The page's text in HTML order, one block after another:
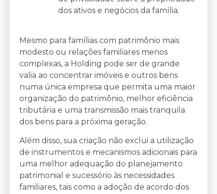
dos ativos e negócios da família.
Mesmo para famílias com patrimônio mais
modesto ou relações familiares menos
complexas, a Holding pode ser de grande
valia ao concentrar imóveis e outros bens
numa única empresa que permita uma maior
organização do patrimônio, melhor eficiência
tributária e uma transmissão mais tranquila
dos bens para a próxima geração.
Além disso, sua criação não exclui a utilização
de instrumentos e mecanismos adicionais para
uma melhor adequação do planejamento
patrimonial e sucessório às necessidades
familiares, tais como a adoção de acordo dos